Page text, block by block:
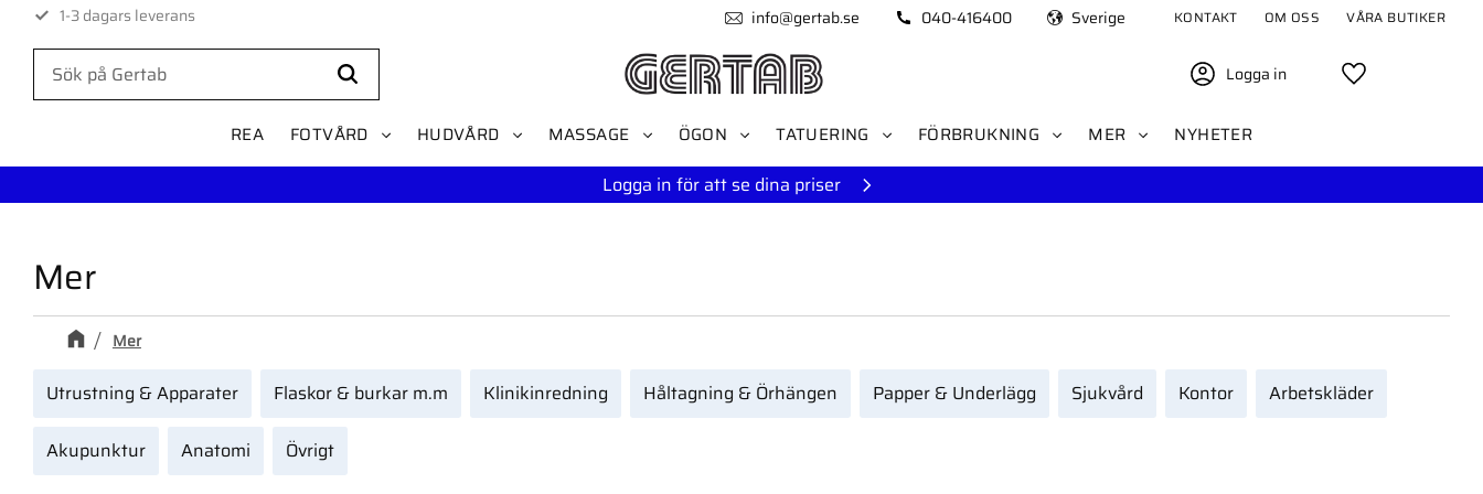
1-3 dagars leverans info@gertab.se 040-416400 Sverige KONTAKT OM OSS VÅRA BUTIKER
Logga in
REA FOTVÅRD HUDVÅRD MASSAGE ÖGON TATUERING FÖRBRUKNING MER NYHETER
Logga in för att se dina priser
Mer
Mer
Utrustning & Apparater Flaskor & burkar m.m Klinikinredning Håltagning & Örhängen Papper & Underlägg Sjukvård Kontor Arbetskläder
Akupunktur Anatomi Övrigt